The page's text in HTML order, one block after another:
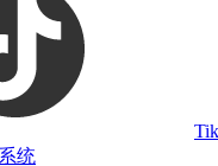
统